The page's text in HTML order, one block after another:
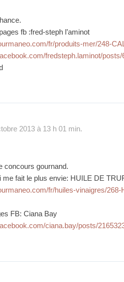
fb :fred-steph l’aminot
fr/produits-mer/248-
fredsteph.laminot/posts/
2013 à 13 h 01 min.
concours gournand.
me fait le plus envie: HUILE DE
fr/huiles-vinaigres/
FB: Ciana Bay
ciana.bay/posts/